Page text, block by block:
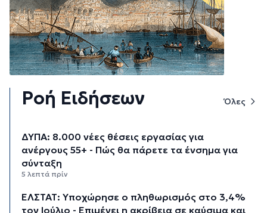
Ροή Ειδήσεων Όλες
ΔΥΠΑ: 8.000 νέες θέσεις εργασίας για
ανέργους 55+ - Πώς θα πάρετε τα ένσημα για
σύνταξη
5 λεπτά πρίν
ΕΛΣΤΑΤ: Υποχώρησε ο πληθωρισμός στο 3,4%
τον Ιούλιο - Επιμένει η ακρίβεια σε καύσιμα και